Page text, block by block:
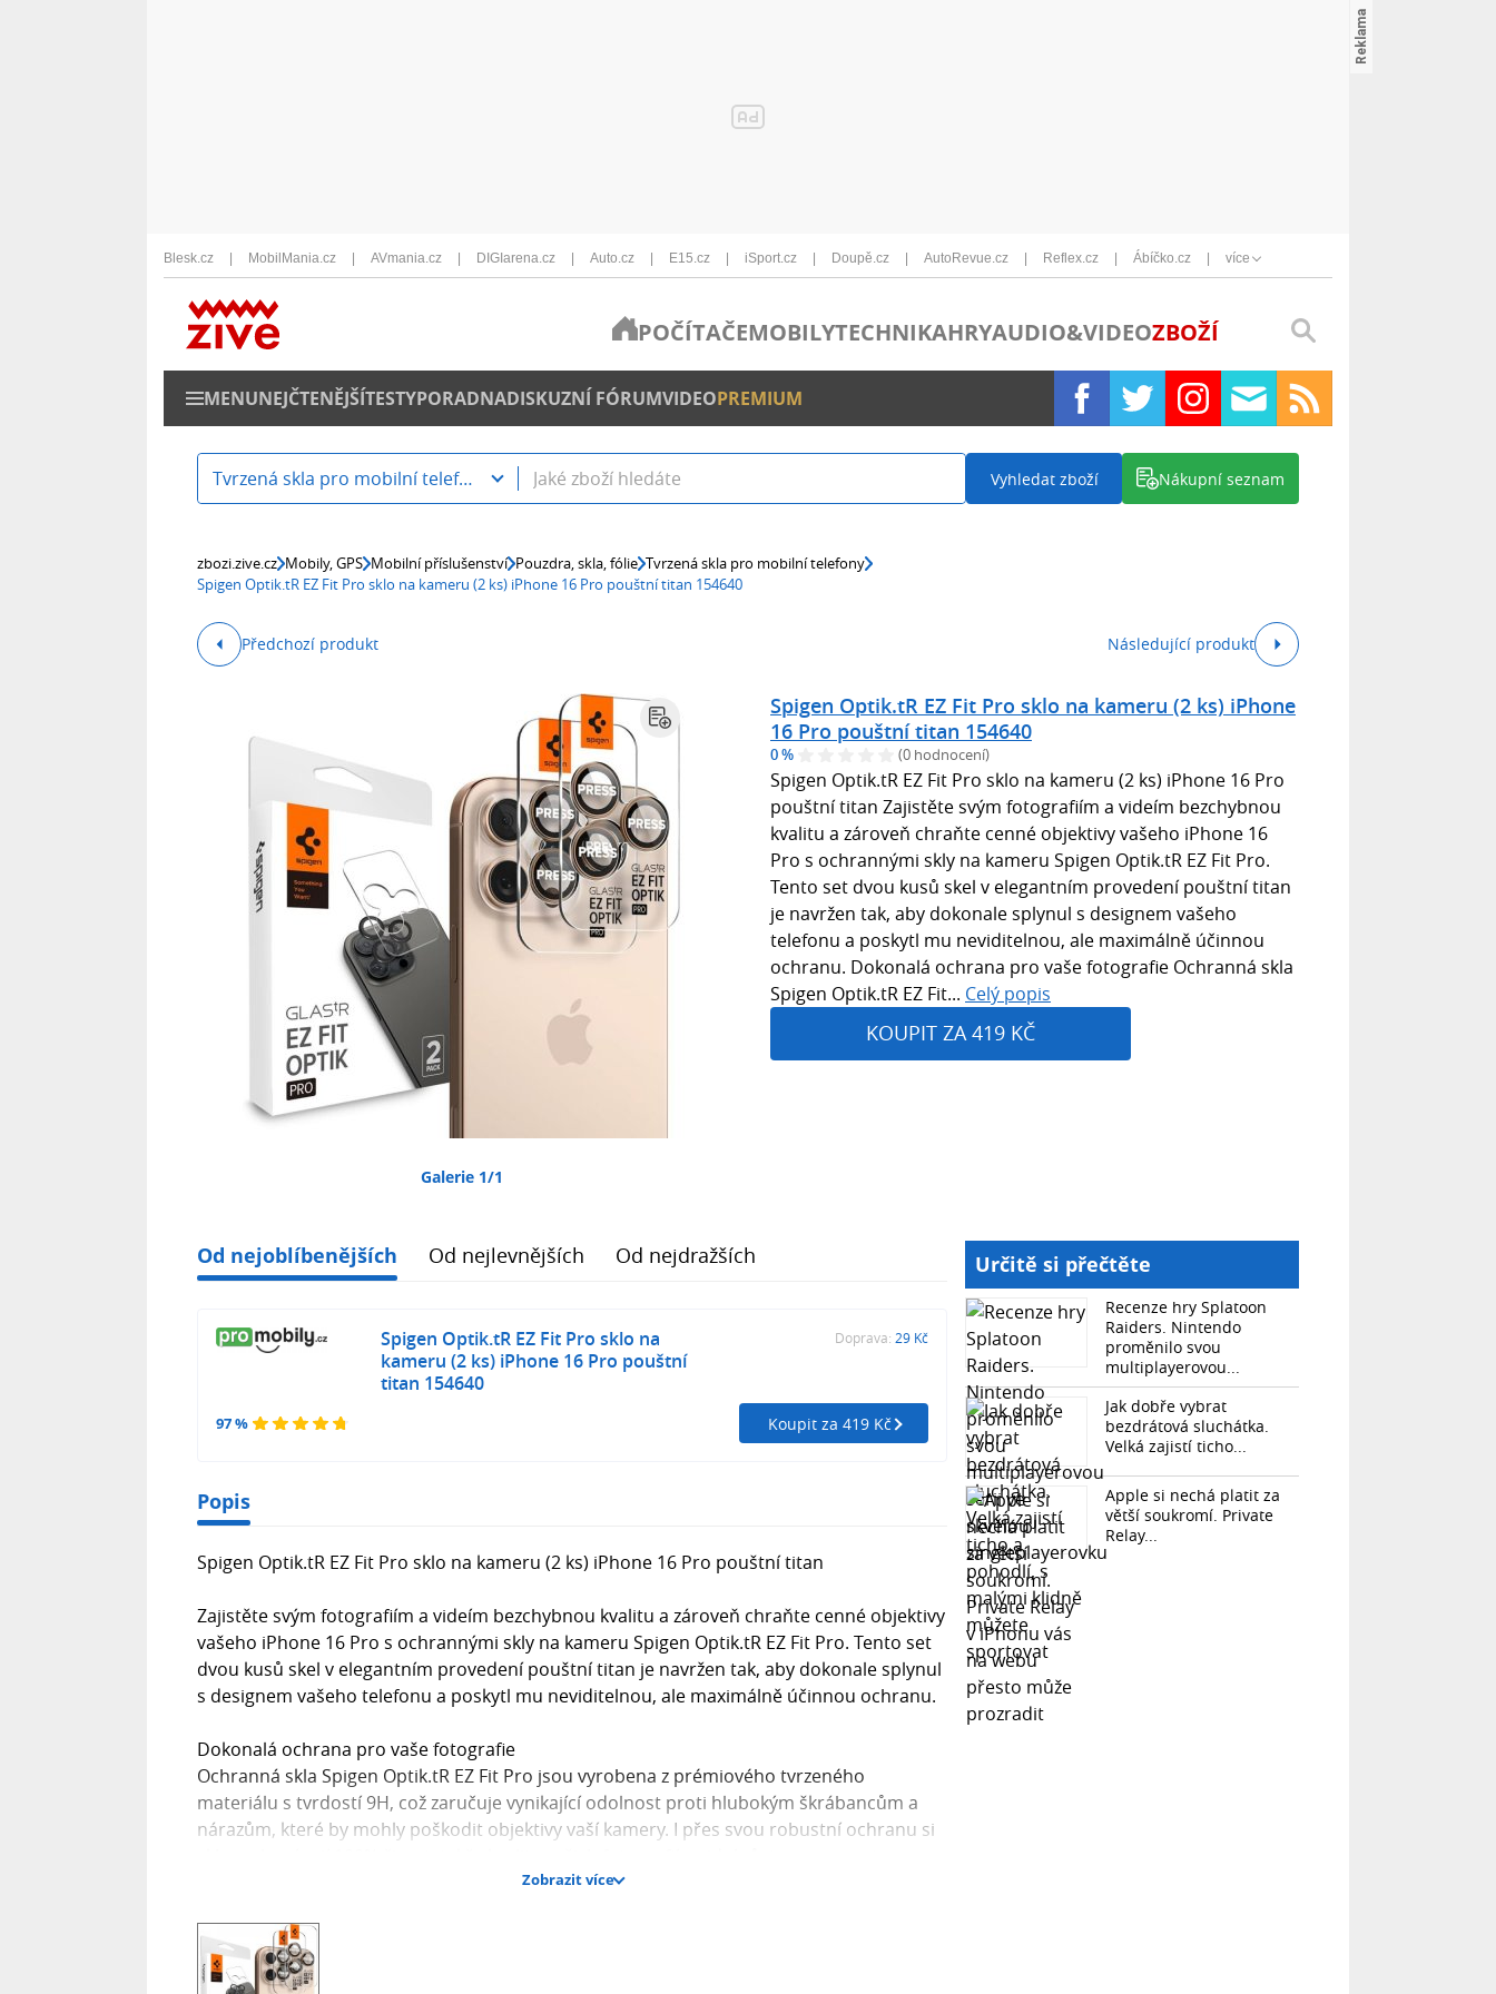
Blesk.cz MobilMania.cz AVmania.cz DIGIarena.cz Auto.cz E15.cz iSport.cz Doupě.cz AutoRevue.cz Reflex.cz Ábíčko.cz více
POČÍTAČEMOBILYTECHNIKAHRYAUDIO&VIDEOZBOŽÍ
MENUNEJČTENĚJŠÍTESTYPORADNADISKUZNÍ FÓRUMVIDEOPREMIUM
Tvrzená skla pro mobilní telefony Vyhledat zboží Nákupní seznam
zbozi.zive.cz Mobily, GPS Mobilní příslušenství Pouzdra, skla, fólie Tvrzená skla pro mobilní telefony
Spigen Optik.tR EZ Fit Pro sklo na kameru (2 ks) iPhone 16 Pro pouštní titan 154640
Předchozí produkt Následující produkt
Galerie 1/1
Spigen Optik.tR EZ Fit Pro sklo na kameru (2 ks) iPhone
16 Pro pouštní titan 154640
0 % (0 hodnocení)
Spigen Optik.tR EZ Fit Pro sklo na kameru (2 ks) iPhone 16 Pro
pouštní titan Zajistěte svým fotografiím a videím bezchybnou
kvalitu a zároveň chraňte cenné objektivy vašeho iPhone 16
Pro s ochrannými skly na kameru Spigen Optik.tR EZ Fit Pro.
Tento set dvou kusů skel v elegantním provedení pouštní titan
je navržen tak, aby dokonale splynul s designem vašeho
telefonu a poskytl mu neviditelnou, ale maximálně účinnou
ochranu. Dokonalá ochrana pro vaše fotografie Ochranná skla
Spigen Optik.tR EZ Fit... Celý popis
KOUPIT ZA 419 KČ
Od nejoblíbenějších Od nejlevnějších Od nejdražších
97 %
Spigen Optik.tR EZ Fit Pro sklo na
kameru (2 ks) iPhone 16 Pro pouštní
titan 154640
Doprava: 29 Kč
Koupit za 419 Kč
Popis
Spigen Optik.tR EZ Fit Pro sklo na kameru (2 ks) iPhone 16 Pro pouštní titan
Zajistěte svým fotografiím a videím bezchybnou kvalitu a zároveň chraňte cenné objektivy
vašeho iPhone 16 Pro s ochrannými skly na kameru Spigen Optik.tR EZ Fit Pro. Tento set
dvou kusů skel v elegantním provedení pouštní titan je navržen tak, aby dokonale splynul
s designem vašeho telefonu a poskytl mu neviditelnou, ale maximálně účinnou ochranu.
Dokonalá ochrana pro vaše fotografie
Ochranná skla Spigen Optik.tR EZ Fit Pro jsou vyrobena z prémiového tvrzeného
materiálu s tvrdostí 9H, což zaručuje vynikající odolnost proti hlubokým škrábancům a
nárazům, které by mohly poškodit objektivy vaší kamery. I přes svou robustní ochranu si
nedotčena. Nemusíte se obávat ani nežádoucích odlesků blesku či jiných optických vad –
Design a snadná instalace
Zobrazit více
Určitě si přečtěte
Recenze hry Splatoon
Raiders. Nintendo
proměnilo svou
multiplayerovou...
Jak dobře vybrat
bezdrátová sluchátka.
Velká zajistí ticho...
Apple si nechá platit za
větší soukromí. Private
Relay...